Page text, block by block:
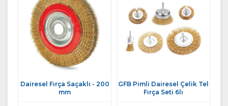
Dairesel Fırça Saçaklı - 200
mm
GFB Pimli Dairesel Çelik Tel
Fırça Seti 6lı